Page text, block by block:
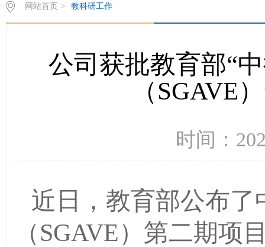
网站首页 > 教科研工作
公司获批教育部“
（SGAVE
时间：
近日，教育部公布
（SGAVE）第二期